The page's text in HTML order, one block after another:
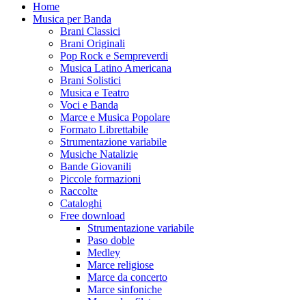
Home
Musica per Banda
Brani Classici
Brani Originali
Pop Rock e Sempreverdi
Musica Latino Americana
Brani Solistici
Musica e Teatro
Voci e Banda
Marce e Musica Popolare
Formato Librettabile
Strumentazione variabile
Musiche Natalizie
Bande Giovanili
Piccole formazioni
Raccolte
Cataloghi
Free download
Strumentazione variabile
Paso doble
Medley
Marce religiose
Marce da concerto
Marce sinfoniche